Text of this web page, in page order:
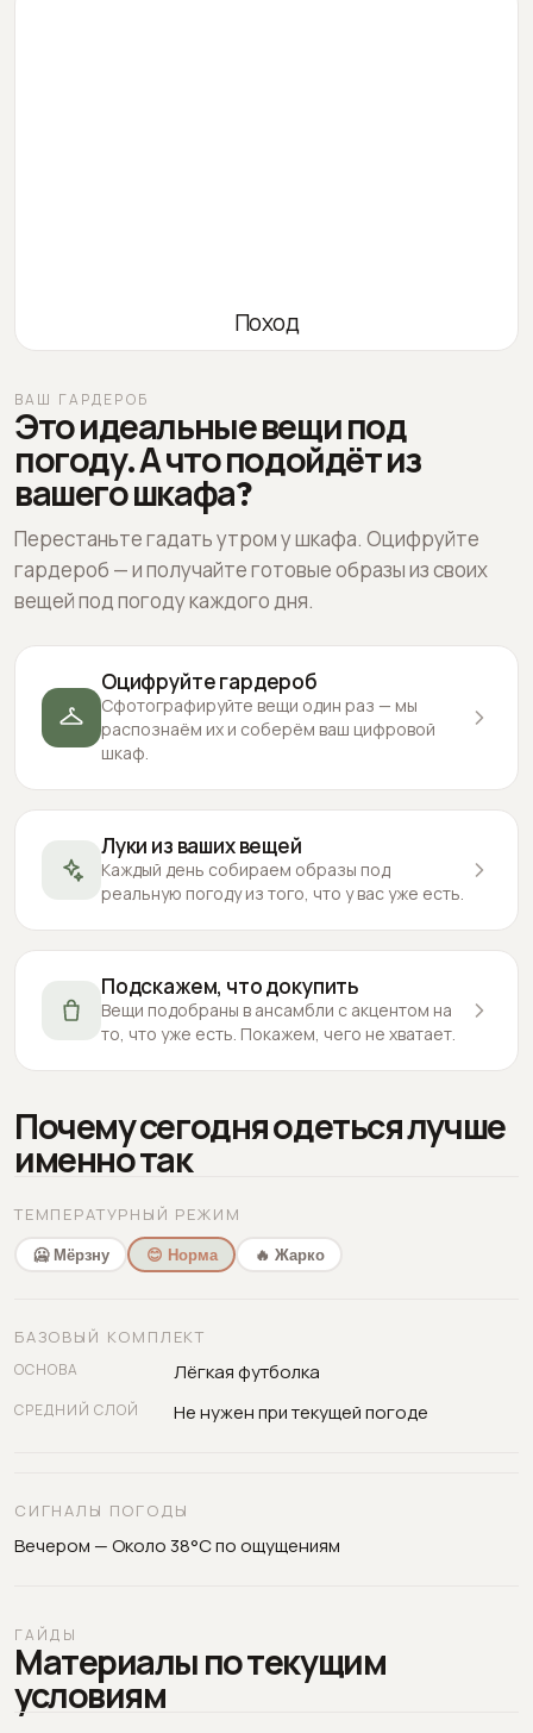
Поход
ВАШ ГАРДЕРОБ
Это идеальные вещи под
погоду. А что подойдёт из
вашего шкафа?
Перестаньте гадать утром у шкафа. Оцифруйте
гардероб — и получайте готовые образы из своих
вещей под погоду каждого дня.
Оцифруйте гардероб
Сфотографируйте вещи один раз — мы
распознаём их и соберём ваш цифровой
шкаф.
Луки из ваших вещей
Каждый день собираем образы под
реальную погоду из того, что у вас уже есть.
Подскажем, что докупить
Вещи подобраны в ансамбли с акцентом на
то, что уже есть. Покажем, чего не хватает.
Почему сегодня одеться лучше
именно так
ТЕМПЕРАТУРНЫЙ РЕЖИМ
🥶 Мёрзну 😊 Норма 🔥 Жарко
БАЗОВЫЙ КОМПЛЕКТ
ОСНОВА Лёгкая футболка
СРЕДНИЙ СЛОЙ Не нужен при текущей погоде
СИГНАЛЫ ПОГОДЫ
Вечером — Около 38°C по ощущениям
ГАЙДЫ
Материалы по текущим
условиям